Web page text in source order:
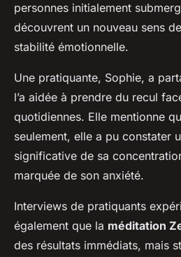
personnes initialement
découvrent un nouveau sens de
stabilité émotionnelle.
Une pratiquante, Sophie, a
l’a aidée à prendre du recul
quotidiennes. Elle mentionne
seulement, elle a pu constater
significative de sa
marquée de son anxiété.
Interviews de pratiquants
également que la méditation
des résultats immédiats, mais